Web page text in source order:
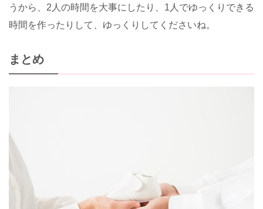
うから、 2人の時間を大事にしたり、 1人でゆっくりできる
時間を作ったりして、ゆっくりしてくださいね。
まとめ